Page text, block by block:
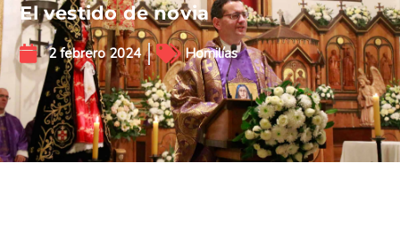
El vestido de novia
2 febrero 2024 Homilías